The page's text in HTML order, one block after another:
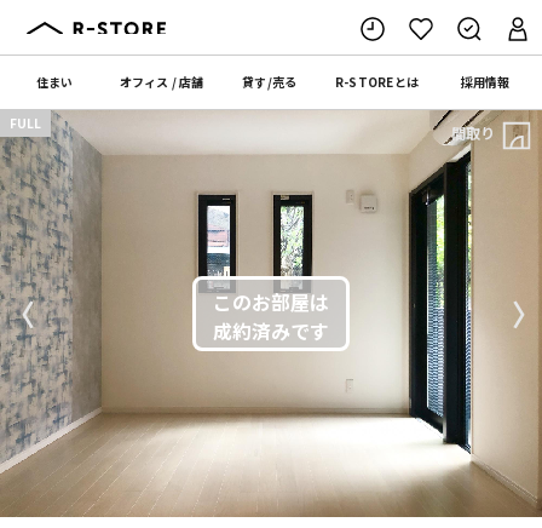
住まい オフィス /店舗 貸す/売る R-STOREとは 採用情報
〈 〉
FULL 間取り